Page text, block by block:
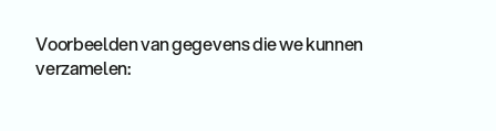
Voorbeelden van gegevens die we kunnen
verzamelen: